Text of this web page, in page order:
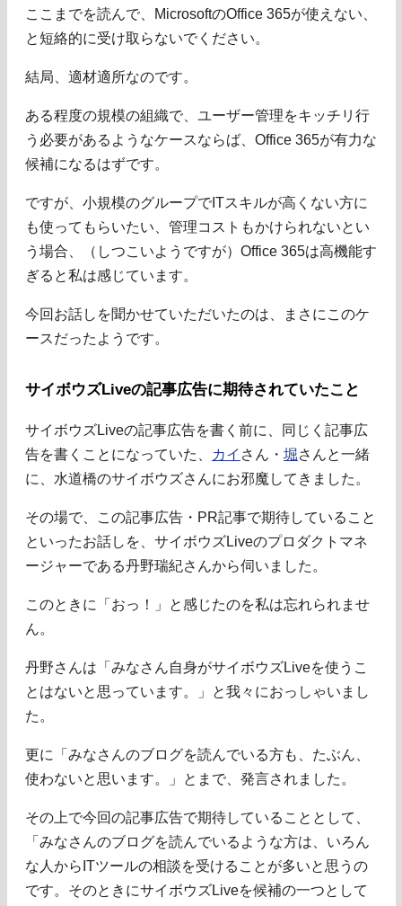
ここまでを読んで、MicrosoftのOffice 365が使えない、
と短絡的に受け取らないでください。
結局、適材適所なのです。
ある程度の規模の組織で、ユーザー管理をキッチリ行
う必要があるようなケースならば、Office 365が有力な
候補になるはずです。
ですが、小規模のグループでITスキルが高くない方に
も使ってもらいたい、管理コストもかけられないとい
う場合、（しつこいようですが）Office 365は高機能す
ぎると私は感じています。
今回お話しを聞かせていただいたのは、まさにこのケ
ースだったようです。
サイボウズLiveの記事広告に期待されていたこと
サイボウズLiveの記事広告を書く前に、同じく記事広
告を書くことになっていた、
カイ さん・ 堀さんと一緒
に、水道橋のサイボウズさんにお邪魔してきました。
その場で、この記事広告・PR記事で期待していること
といったお話しを、サイボウズLiveのプロダクトマネ
ージャーである丹野瑞紀さんから伺いました。
このときに「おっ！」と感じたのを私は忘れられませ
ん。
丹野さんは「みなさん自身がサイボウズLiveを使うこ
とはないと思っています。」と我々におっしゃいまし
た。
更に「みなさんのブログを読んでいる方も、たぶん、
使わないと思います。」とまで、発言されました。
その上で今回の記事広告で期待していることとして、
「みなさんのブログを読んでいるような方は、いろん
な人からITツールの相談を受けることが多いと思うの
です。そのときにサイボウズLiveを候補の一つとして